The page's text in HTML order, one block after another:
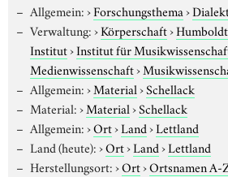
Allgemein:›Forschungsthema›
Verwaltung:›Körperschaft›
Institut›Institut für
Medienwissenschaft›
Allgemein:›Material›Schellack
Material:›Material›Schellack
Allgemein:›Ort›Land›Lettland
Land (heute):›Ort›Land›Lettland
Herstellungsort:›Ort›Ortsnamen A-